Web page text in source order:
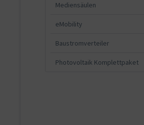
Mediensäulen
eMobility
Baustromverteiler
Photovoltaik Komplettpaket